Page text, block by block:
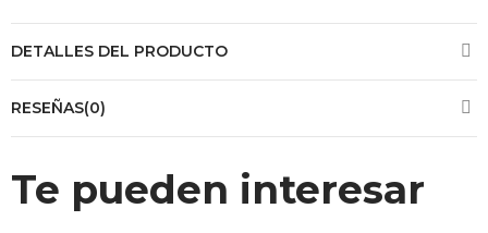
DETALLES DEL PRODUCTO
RESEÑAS(0)
Te pueden interesar